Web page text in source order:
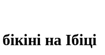
на Ібіці